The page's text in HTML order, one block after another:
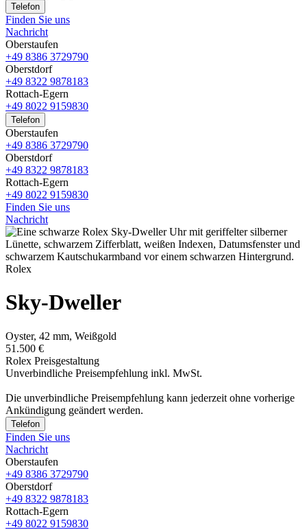
Telefon
Finden Sie uns
Nachricht
Oberstaufen
+49 8386 3729790
Oberstdorf
+49 8322 9878183
Rottach-Egern
+49 8022 9159830
Telefon
Oberstaufen
+49 8386 3729790
Oberstdorf
+49 8322 9878183
Rottach-Egern
+49 8022 9159830
Finden Sie uns
Nachricht
Rolex
Sky-Dweller
Oyster, 42 mm, Weißgold
51.500 €
Rolex Preisgestaltung
Unverbindliche Preisempfehlung inkl. MwSt.
Die unverbindliche Preis­empfehlung kann jederzeit ohne vorherige
Ankündigung geändert werden.
Telefon
Finden Sie uns
Nachricht
Oberstaufen
+49 8386 3729790
Oberstdorf
+49 8322 9878183
Rottach-Egern
+49 8022 9159830